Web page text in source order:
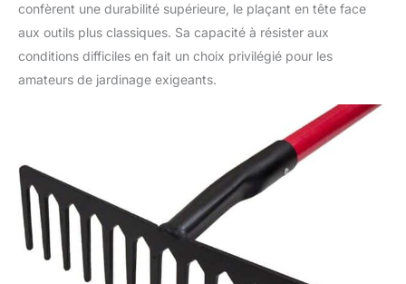
confèrent une durabilité supérieure, le plaçant en tête face
aux outils plus classiques. Sa capacité à résister aux
conditions difficiles en fait un choix privilégié pour les
amateurs de jardinage exigeants.